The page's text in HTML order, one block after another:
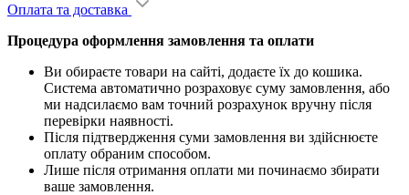
Оплата та доставка
Процедура оформлення замовлення та оплати
Ви обираєте товари на сайті, додаєте їх до кошика.
Система автоматично розраховує суму замовлення, або
ми надсилаємо вам точний розрахунок вручну після
перевірки наявності.
Після підтвердження суми замовлення ви здійснюєте
оплату обраним способом.
Лише після отримання оплати ми починаємо збирати
ваше замовлення.